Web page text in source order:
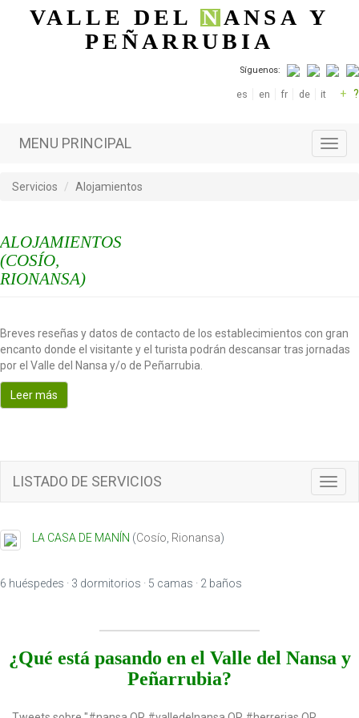
Pasar al contenido principal
VALLE DELNANSA Y
PEÑARRUBIA
Síguenos:
es en fr de it + ?
MENU PRINCIPAL
Servicios Alojamientos
ALOJAMIENTOS
(COSÍO,
RIONANSA)
Breves reseñas y datos de contacto de los establecimientos con gran
encanto donde el visitante y el turista podrán descansar tras jornadas
por el Valle del Nansa y/o de Peñarrubia.
Leer más
LISTADO DE SERVICIOS
LA CASA DE MANÍN (Cosío Rionansa)
6 huéspedes · 3 dormitorios · 5 camas · 2 baños
¿Qué está pasando en el Valle del Nansa y
Peñarrubia?